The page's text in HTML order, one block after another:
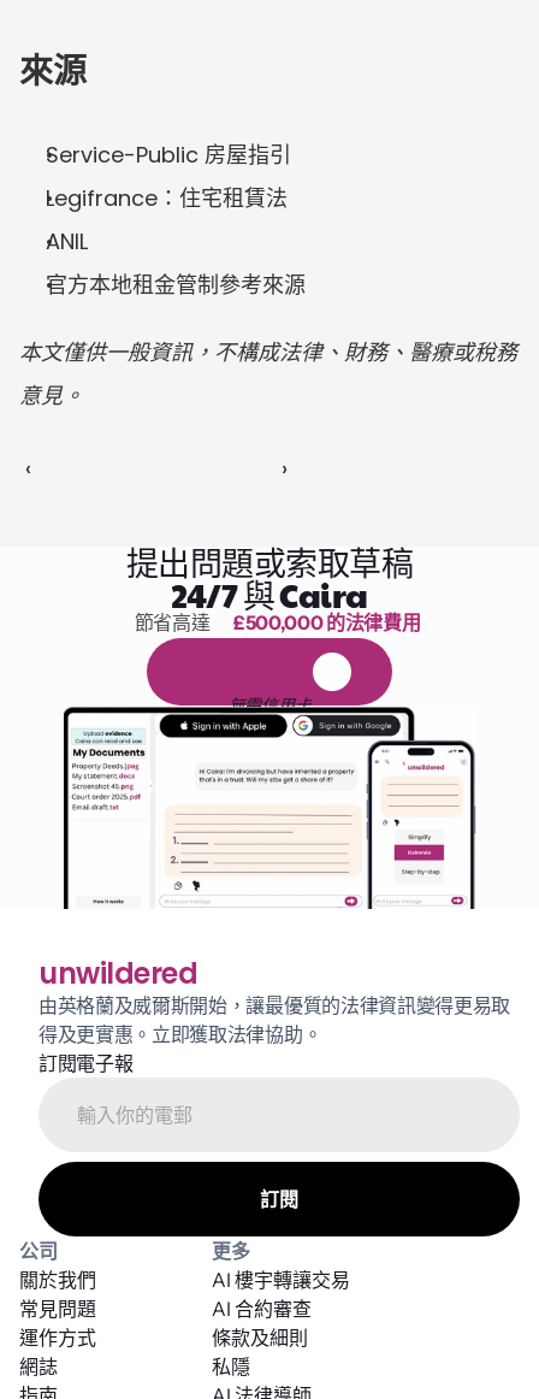
來源
Service-Public 房屋指引
Legifrance：住宅租賃法
ANIL
官方本地租金管制參考來源
本文僅供一般資訊，不構成法律、財務、醫療或稅務
意見。
‹ ›
提出問題或索取草稿
24/7 與 Caira
1,000 小時的閱讀
節省高達 £500,000 的法律費用
無需信用卡
unwildered
由英格蘭及威爾斯開始，讓最優質的法律資訊變得更易取
得及更實惠。立即獲取法律協助。
訂閱電子報
公司
關於我們
常見問題
運作方式
網誌
更多
條款及細則
AI 合約審查
私隱
AI 樓宇轉讓交易